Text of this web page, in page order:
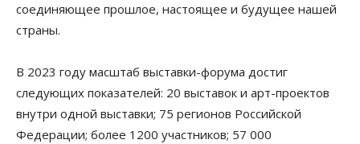
соединяющее прошлое, настоящее и будущее нашей
страны.
В 2023 году масштаб выставки-форума достиг
следующих показателей: 20 выставок и арт-проектов
внутри одной выставки; 75 регионов Российской
Федерации; более 1200 участников; 57 000